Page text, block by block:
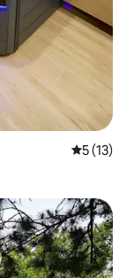
5 de uma
5 (13)